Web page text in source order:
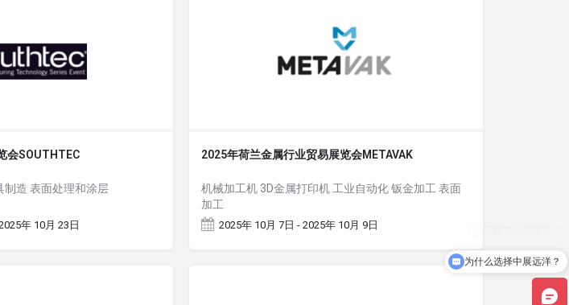
会SOUTHTEC
制造 表面处理和涂层
年 10月 23日
2025年荷兰金属行业贸易展览会METAVAK
机械加工机 3D金属打印机 工业自动化 钣金加工 表面
加工
2025年 10月 7日 - 2025年 10月 9日
为什么选择中展远洋？